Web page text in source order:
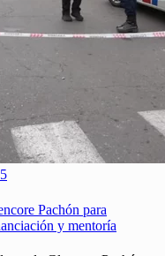
Pachón para
y mentoría